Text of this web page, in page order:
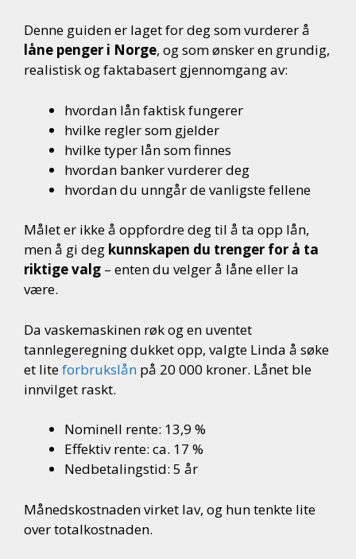
Denne guiden er laget for deg som vurderer å
låne penger i Norge, og som ønsker en grundig,
realistisk og faktabasert gjennomgang av:
hvordan lån faktisk fungerer
hvilke regler som gjelder
hvilke typer lån som finnes
hvordan banker vurderer deg
hvordan du unngår de vanligste fellene
Målet er ikke å oppfordre deg til å ta opp lån,
men å gi deg kunnskapen du trenger for å ta
riktige valg – enten du velger å låne eller la
være.
Da vaskemaskinen røk og en uventet
tannlegeregning dukket opp, valgte Linda å søke
et liteforbrukslån på 20 000 kroner. Lånet ble
innvilget raskt.
Nominell rente: 13,9 %
Effektiv rente: ca. 17 %
Nedbetalingstid: 5 år
Månedskostnaden virket lav, og hun tenkte lite
over totalkostnaden.